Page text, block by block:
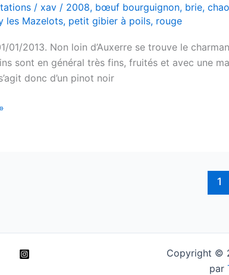
/ xav / 2008, bœuf bourguignon, brie,
les Mazelots, petit gibier à poils, rouge
01/2013. Non loin d’Auxerre se trouve le
sont en général très fins, fruités et avec une
donc d’un pinot noir
1
Copyright ©
par